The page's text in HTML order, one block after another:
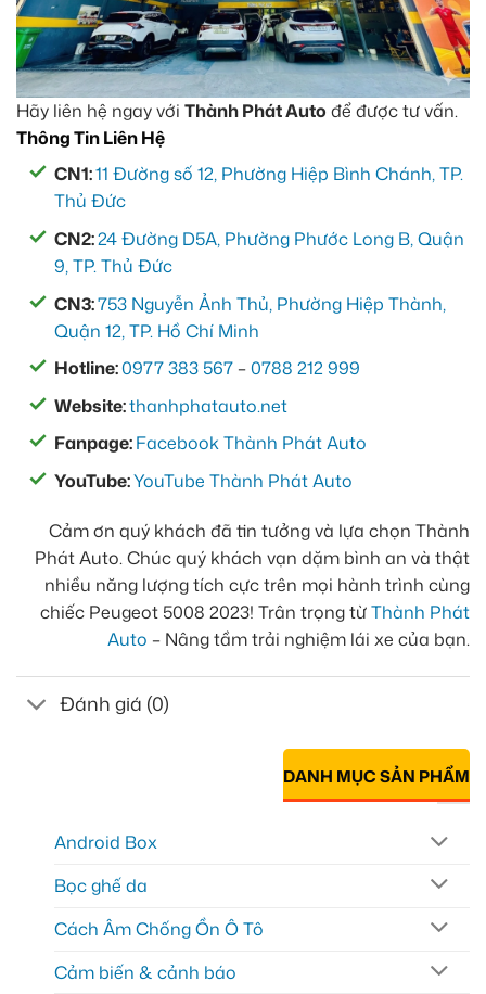
Hãy liên hệ ngay với Thành Phát Auto để được tư vấn.
Thông Tin Liên Hệ
CN1:11 Đường số 12, Phường Hiệp Bình Chánh, TP.
Thủ Đức
CN2:24 Đường D5A, Phường Phước Long B, Quận
9, TP. Thủ Đức
CN3:753 Nguyễn Ảnh Thủ, Phường Hiệp Thành,
Quận 12, TP. Hồ Chí Minh
Hotline:0977 383 567 –0788 212 999
Website:thanhphatauto.net
Fanpage:Facebook Thành Phát Auto
YouTube:YouTube Thành Phát Auto
Cảm ơn quý khách đã tin tưởng và lựa chọn Thành
Phát Auto. Chúc quý khách vạn dặm bình an và thật
nhiều năng lượng tích cực trên mọi hành trình cùng
chiếc Peugeot 5008 2023! Trân trọng từThành Phát
Auto – Nâng tầm trải nghiệm lái xe của bạn.
Đánh giá (0)
DANH MỤC SẢN PHẨM
Android Box
Bọc ghế da
Cách Âm Chống Ồn Ô Tô
Cảm biến & cảnh báo